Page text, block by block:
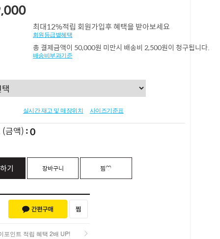
최대12%적립 회원가입후 혜택을 받아보세요
회원등급별혜택
총 결제금액이 50,000원 미만시 배송비 2,500원이 청구됩니다.
배송비부과기준
실시간 재고 및 매장위치 사이즈기준표
(금액) 0
기 장바구니 찜♡
포인트 적립 혜택 2배 UP!